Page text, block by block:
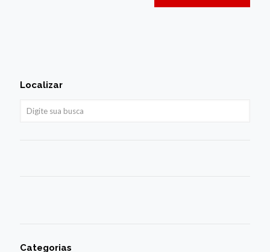
Localizar
Categorias